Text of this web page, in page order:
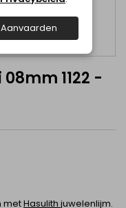
1122 -
metHasulith juwelenlijm.
Aanvaarden